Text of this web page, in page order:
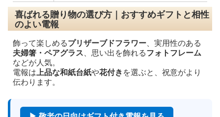
喜ばれる贈り物の選び方｜おすすめギフトと相性
のよい電報
飾って楽しめるプリザーブドフラワー、実用性のある
夫婦箸・ペアグラス、思い出を飾れるフォトフレーム
などが人気。
電報は上品な和紙台紙や花付き を選ぶと、祝意がより
伝わります。